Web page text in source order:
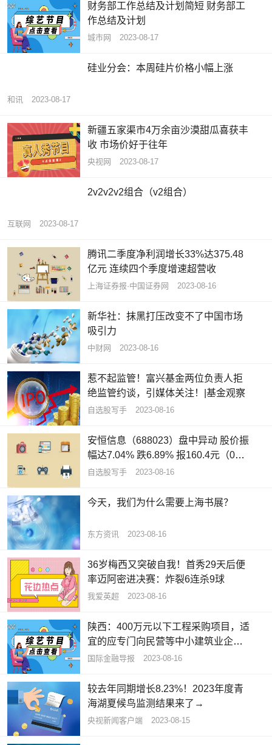
财务部工作总结及计划简短 财务部工
作总结及计划
城市网 2023-08-17
硅业分会：本周硅片价格小幅上涨
和讯 2023-08-17
新疆五家渠市4万余亩沙漠甜瓜喜获丰
收 市场价好于往年
央视网 2023-08-17
2v2v2v2组合（v2组合）
互联网 2023-08-17
腾讯二季度净利润增长33%达375.48
亿元 连续四个季度增速超营收
上海证券报·中国证券网 2023-08-16
新华社：抹黑打压改变不了中国市场
吸引力
中财网 2023-08-16
惹不起监管！富兴基金两位负责人拒
绝监管约谈，引媒体关注！|基金观察
自选股写手 2023-08-16
安恒信息（688023）盘中异动 股价振
幅达7.04% 跌6.89% 报160.4元（08-
16）
自选股写手 2023-08-16
今天，我们为什么需要上海书展？
东方资讯 2023-08-16
36岁梅西又突破自我！首秀29天后便
率迈阿密进决赛：炸裂6连杀9球
我爱英超 2023-08-16
陕西：400万元以下工程采购项目，适
宜的应专门向民营等中小建筑业企业
采购
国际金融导报 2023-08-16
较去年同期增长8.23%！2023年度青
海湖夏候鸟监测结果来了→
央视新闻客户端 2023-08-15